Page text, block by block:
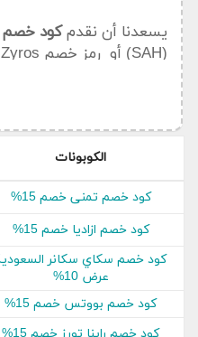
يسعدنا أن نقدمكود خصم
المتجر ، والمتوفر
تصل إلى 60٪.
والساعات ، والنظارات
الساعات والمجوهرات
العطوروسلاسل المفاتيح
احتياجاتالأزياء الرجالية
منتجات بأسعار معقولة
Zyros نوف فاشن
الكوبونات
كود خصم تمنى خصم 15%
كود خصم ازاديا خصم 15%
كود خصم سكاي سكانر
عرض 10%
كود خصم بووتس خصم 15%
كود خصم راينا تورز خصم 15%